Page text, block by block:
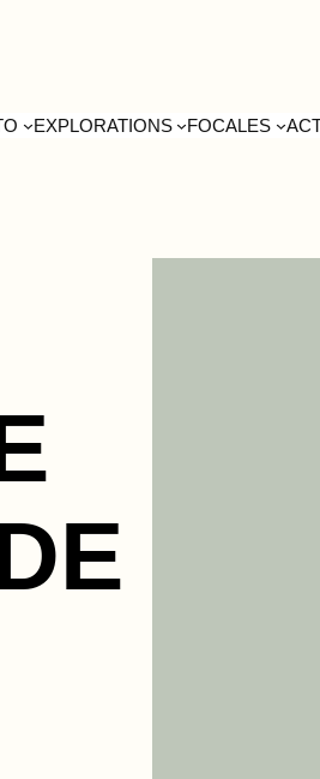
EXPLORATIONS FOCALES